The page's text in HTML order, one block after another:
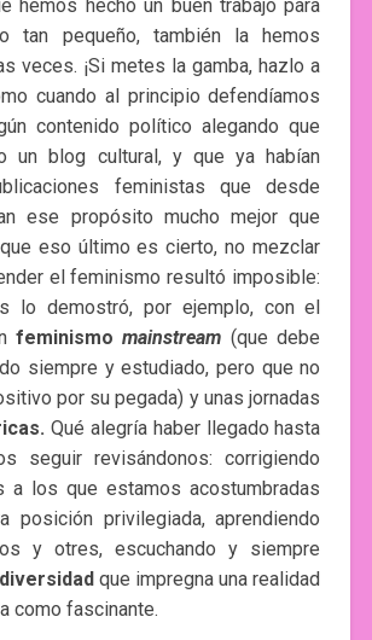
hemos hecho un buen trabajo para
tan pequeño, también la hemos
veces. ¡Si metes la gamba, hazlo a
cuando al principio defendíamos
contenido político alegando que
un blog cultural, y que ya habían
feministas que desde
ese propósito mucho mejor que
eso último es cierto, no mezclar
el feminismo resultó imposible:
lo demostró, por ejemplo, con el
feminismomainstream (que debe
siempre y estudiado, pero que no
por su pegada) y unas jornadas
Qué alegría haber llegado hasta
seguir revisándonos: corrigiendo
a los que estamos acostumbradas
posición privilegiada, aprendiendo
y otres, escuchando y siempre
diversidadque impregna una realidad
como fascinante.